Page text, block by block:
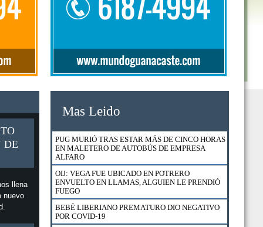
DE
llena
nuevo
Mas Leido
PUG MURIÓ TRAS ESTAR MÁS DE CINCO HORAS
EN MALETERO DE AUTOBÚS DE EMPRESA
ALFARO
OIJ: VEGA FUE UBICADO EN POTRERO
ENVUELTO EN LLAMAS, ALGUIEN LE PRENDIÓ
FUEGO
BEBÉ LIBERIANO PREMATURO DIO NEGATIVO
POR COVID-19